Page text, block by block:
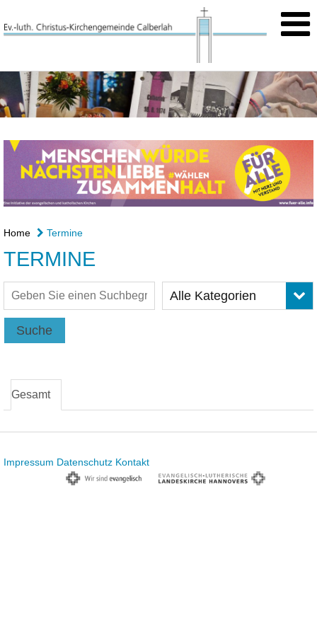
Home Termine
TERMINE
Alle Kategorien
Suche
Gesamt
Impressum Datenschutz Kontakt